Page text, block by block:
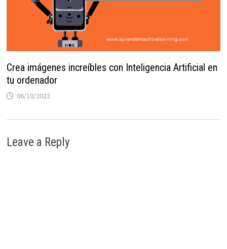
Crea imágenes increíbles con Inteligencia Artificial en
tu ordenador
06/10/2022
Leave a Reply